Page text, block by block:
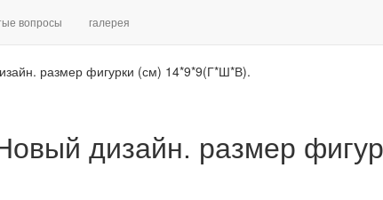
вопросы галерея
размер фигурки (см) 14*9*9(Г*Ш*В).
дизайн. размер